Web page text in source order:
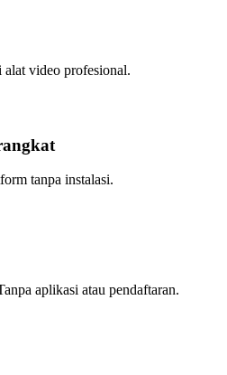
video profesional.
tanpa instalasi.
aplikasi atau pendaftaran.